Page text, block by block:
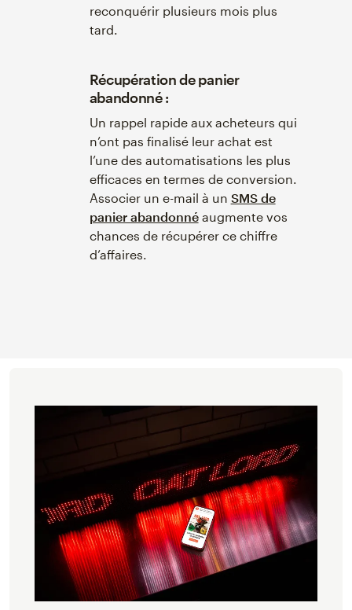
reconquérir plusieurs mois plus
tard.
Récupération de panier
abandonné :
Un rappel rapide aux acheteurs qui
n’ont pas finalisé leur achat est
l’une des automatisations les plus
efficaces en termes de conversion.
Associer un e-mail à un SMS de
panier abandonnéaugmente vos
chances de récupérer ce chiffre
d’affaires.